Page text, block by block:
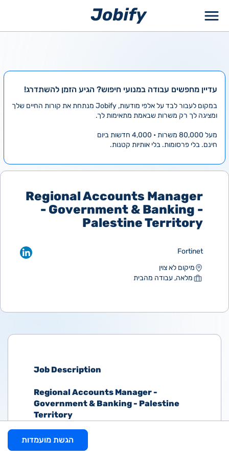
עדיין מחפשים עבודה במנועי חיפוש? הגיע הזמן להשתדרג!
במקום לעבור לבד על אלפי מודעות, Jobify מנתחת את קורות החיים שלך
ומציגה לך רק משרות שבאמת מתאימות לך.
מעל 80,000 משרות • 4,000 חדשות ביום
חינם. בלי פרסומות. בלי אותיות קטנות.
Regional Accounts Manager
- Government & Banking -
Palestine Territory
Fortinet
מיקום לא צוין
מלאה, עבודה מהבית
Job Description
Regional Accounts Manager -
Government & Banking - Palestine
Territory
Location: Remote in the region
הגשת מועמדות